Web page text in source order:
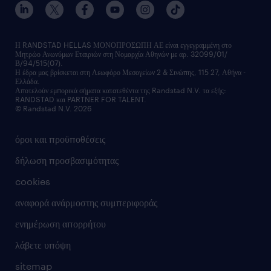
εκπαίδευση εργαζομένων
υπηρεσίες inhouse
υπηρεσίες redeployment
workforce insights
επικοινώνησε μαζί μας
δελτία τύπου
οικονομικά στοιχεία
επικοινώνησε μαζί μας
όροι και προϋποθέσεις
δήλωση προσβασιμότητας
cookies
αναφορά ανάρμοστης συμπεριφοράς
ενημέρωση απορρήτου
λάβετε υπόψη
sitemap
Η RANDSTAD HELLAS ΜΟΝΟΠΡΟΣΩΠΗ ΑΕ είναι εγγεγραμμένη στο
Μητρώο Ανωνύμων Εταιριών στη Νομαρχία Αθηνών με αρ. 32099/01/
Β/94/515(07).
Η έδρα μας βρίσκεται στη Λεωφόρο Μεσογείων 2 & Σινώπης, 115 27, Αθήνα -
Ελλάδα.
Αποτελούν εμπορικά σήματα κατατεθέντα της Randstad N.V. τα εξής:
RANDSTAD και PARTNER FOR TALENT.
© Randstad N.V. 2026